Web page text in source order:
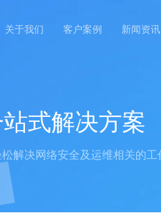
关于我们 客户案例 新闻资讯
式解决方案
解决网络安全及运维相关的工